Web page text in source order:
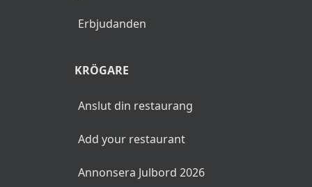
Erbjudanden
KRÖGARE
Anslut din restaurang
Add your restaurant
Annonsera Julbord 2026